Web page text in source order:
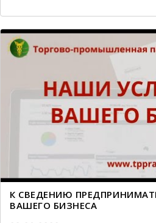
К СВЕДЕНИЮ
ВАШЕГО БИЗНЕСА